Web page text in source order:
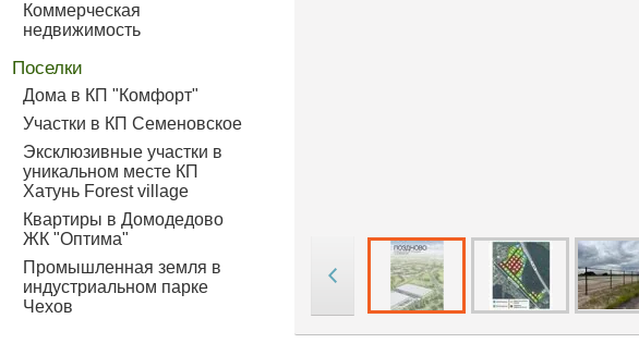
Коммерческая
недвижимость
Поселки
Дома в КП "Комфорт"
Участки в КП Семеновское
Эксклюзивные участки в
уникальном месте КП
Хатунь Forest village
Квартиры в Домодедово
ЖК "Оптима"
Промышленная земля в
индустриальном парке
Чехов